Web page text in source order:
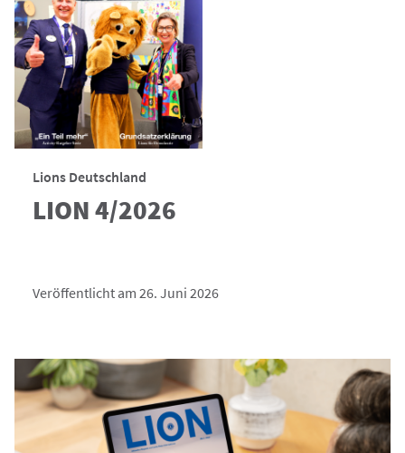
Lions Deutschland
LION 4/2026
Veröffentlicht am 26. Juni 2026